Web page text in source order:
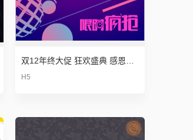
H5